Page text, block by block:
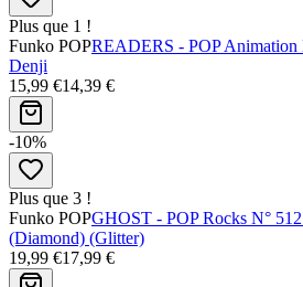
Plus que 1 !
Funko POPREADERS - POP Animation
Denji
15,99 €14,39 €
-10%
Plus que 3 !
Funko POPGHOST - POP Rocks N°
(Diamond) (Glitter)
19,99 €17,99 €